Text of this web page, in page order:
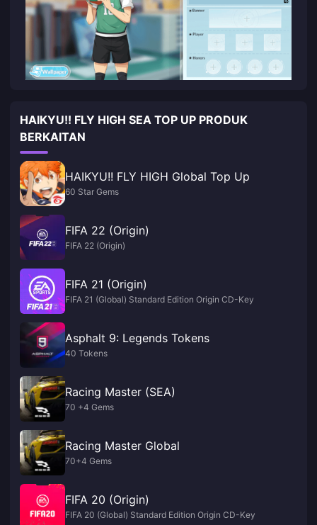
HAIKYU!! FLY HIGH SEA TOP UP PRODUK
BERKAITAN
HAIKYU!! FLY HIGH Global Top Up
60 Star Gems
FIFA 22 (Origin)
FIFA 22 (Origin)
FIFA 21 (Origin)
FIFA 21 (Global) Standard Edition Origin CD-Key
Asphalt 9: Legends Tokens
40 Tokens
Racing Master (SEA)
70 +4 Gems
Racing Master Global
70+4 Gems
FIFA 20 (Origin)
FIFA 20 (Global) Standard Edition Origin CD-Key